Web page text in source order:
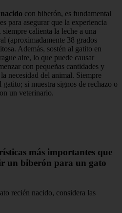
con biberón, es fundamental
para asegurar que la experiencia
calienta la leche a una
(aproximadamente 38 grados
Además, sostén al gatito en
aire, lo que puede causar
con pequeñas cantidades y
necesidad del animal. Siempre
si muestra signos de rechazo o
un veterinario.
más importantes que
un biberón para un gato
recién nacido, considera las